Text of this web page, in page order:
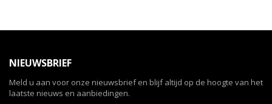
NIEUWSBRIEF
Meld u aan voor onze nieuwsbrief en blijf altijd op de hoogte van het
laatste nieuws en aanbiedingen.